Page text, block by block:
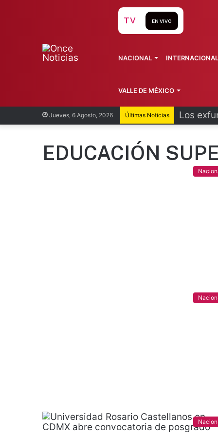
Jueves, 6 Agosto, 2026 Últimas Noticias Los
TV EN VIVO
NACIONAL INTERNACIONAL
VALLE DE MÉXICO
EDUCACIÓN